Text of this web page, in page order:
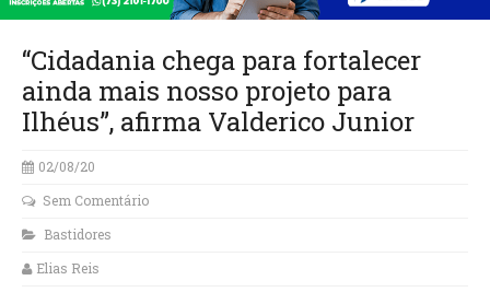
“Cidadania chega para fortalecer
ainda mais nosso projeto para
Ilhéus”, afirma Valderico Junior
02/08/20
Sem Comentário
Bastidores
Elias Reis